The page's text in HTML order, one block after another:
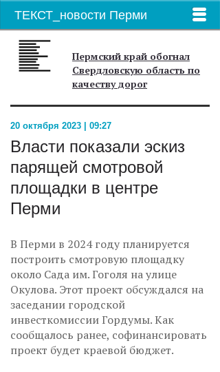
ТЕКСТ_новости Перми
Пермский край обогнал
Свердловскую область по
качеству дорог
20 октября 2023 | 09:27
Власти показали эскиз
парящей смотровой
площадки в центре
Перми
В Перми в 2024 году планируется
построить смотровую площадку
около Сада им. Гоголя на улице
Окулова. Этот проект обсуждался на
заседании городской
инвесткомиссии Гордумы. Как
сообщалось ранее, софинансировать
проект будет краевой бюджет.